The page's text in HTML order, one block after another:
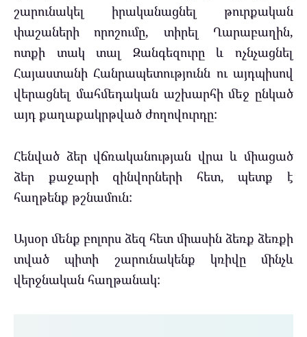
շարունակել իրականացնել թուրքական
փաշաների որոշումը, տիրել Ղարաբաղին,
ոտքի տակ տալ Զանգեզուրը և ոչնչացնել
Հայաստանի Հանրապետությունն ու այդպիսով
վերացնել մահմեդական աշխարհի մեջ ընկած
այդ քաղաքակրթված ժողովուրդը:
Հենված ձեր վճռականության վրա և միացած
ձեր քաջարի զինվորների հետ, պետք է
հաղթենք թշնամուն:
Այսօր մենք բոլորս ձեզ հետ միասին ձեռք ձեռքի
տված պիտի շարունակենք կռիվը մինչև
վերջնական հաղթանակ: